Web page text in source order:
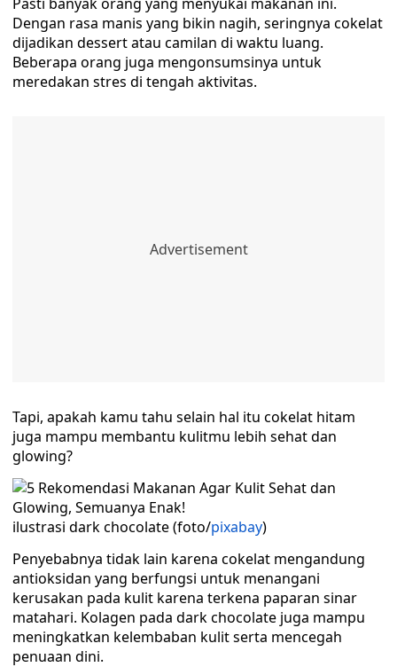
Dengan rasa manis yang bikin nagih, seringnya cokelat
dijadikan dessert atau camilan di waktu luang.
Beberapa orang juga mengonsumsinya untuk
meredakan stres di tengah aktivitas.
Tapi, apakah kamu tahu selain hal itu cokelat hitam
juga mampu membantu kulitmu lebih sehat dan
glowing?
ilustrasi dark chocolate (foto/pixabay)
Penyebabnya tidak lain karena cokelat mengandung
antioksidan yang berfungsi untuk menangani
kerusakan pada kulit karena terkena paparan sinar
matahari. Kolagen pada dark chocolate juga mampu
meningkatkan kelembaban kulit serta mencegah
penuaan dini.